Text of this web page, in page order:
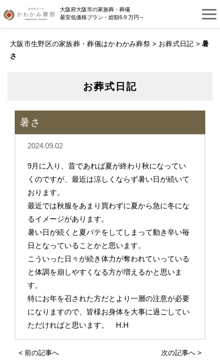
大阪府大阪市の家族葬・葬儀
最安低価格プラン・総額6.9 万円～
大阪市生野区の家族葬・葬儀はかわかみ葬祭 > お葬式日記 >暑
さ
お葬式日記
暑さ
2024.09.02
9月に入り、昔であれば夏が終わり秋になってい
くのですが、最近は涼しくならず暑い日が続いて
おります。
最近では秋服をあまり買わずに夏から急に冬にな
るイメージがあります。
暑い日が続くと夏バテをしてしまって動き辛い毎
日となっていることかと思います。
こういった日々が続き体力が奪われていっている
と体調を崩しやすくなる方が増えるかと思いま
す。
特にお年を召された方だとより一層の注意が必要
になりますので、皆様お身体を大事に過ごしてい
ただければと思います。 H.H
< 前の記事へ 次の記事へ >